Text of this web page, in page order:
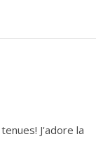
J'adore la